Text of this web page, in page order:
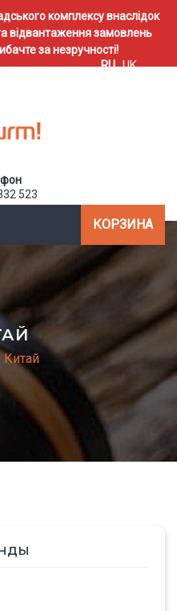
комплексу внаслідок
відвантаження замовлень
за незручності!
523
КОРЗИНА
Китай
RU UK